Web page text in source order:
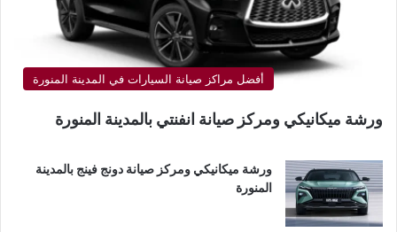
أفضل مراكز صيانة السيارات في المدينة المنورة
ورشة ميكانيكي ومركز صيانة انفنتي بالمدينة المنورة
ورشة ميكانيكي ومركز صيانة دونج فينج بالمدينة
المنورة